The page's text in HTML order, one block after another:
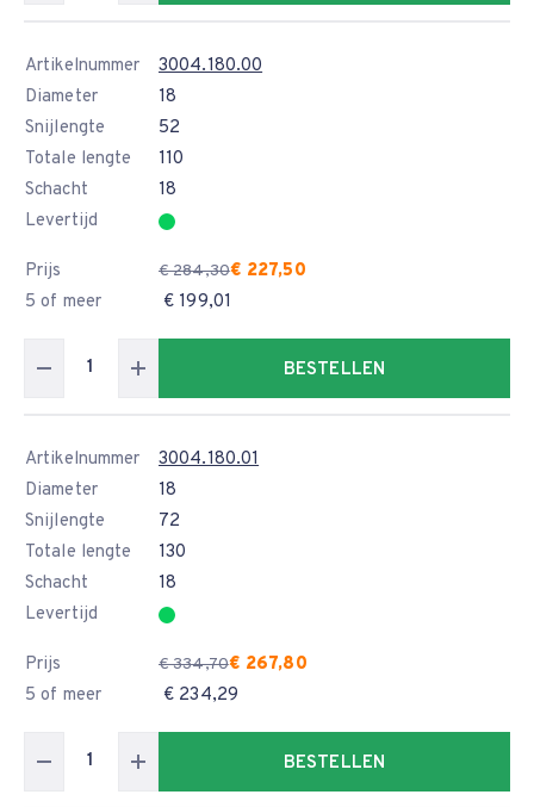
Artikelnummer
3004.180.00
Diameter
18
Snijlengte
52
Totale lengte
110
Schacht
18
Levertijd
Prijs € 284,30€ 227,50
5 of meer
€ 199,01
BESTELLEN
Artikelnummer
3004.180.01
Diameter
18
Snijlengte
72
Totale lengte
130
Schacht
18
Levertijd
Prijs € 334,70€ 267,80
5 of meer
€ 234,29
BESTELLEN